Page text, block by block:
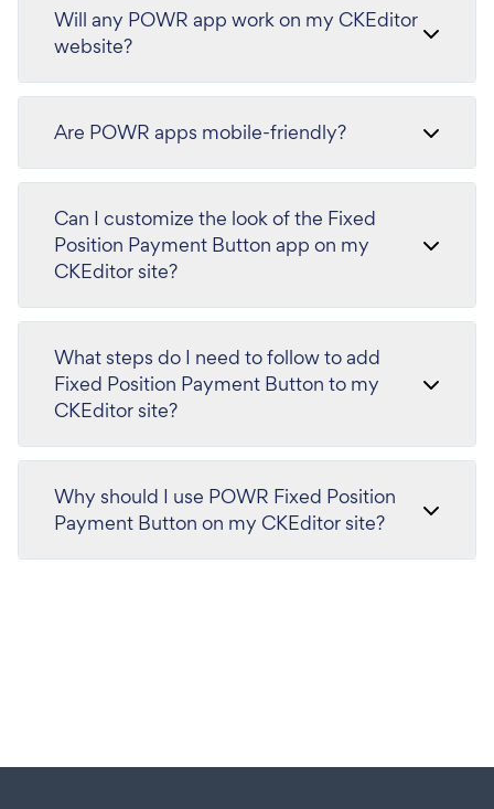
Will any POWR app work on my CKEditor
website?
Are POWR apps mobile-friendly?
Can I customize the look of the Fixed
Position Payment Button app on my
CKEditor site?
What steps do I need to follow to add
Fixed Position Payment Button to my
CKEditor site?
Why should I use POWR Fixed Position
Payment Button on my CKEditor site?